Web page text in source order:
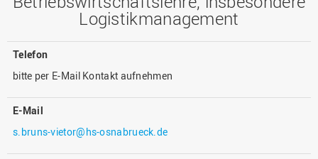
Logistikmanagement
Telefon
bitte per E-Mail Kontakt aufnehmen
E-Mail
s.bruns-vietor@hs-osnabrueck.de